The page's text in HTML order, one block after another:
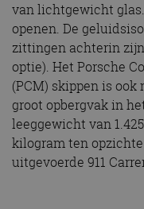
van lichtgewicht
openen. De
zittingen achterin
optie). Het Porsche
(PCM) skippen is
groot opbergvak in
leeggewicht van
kilogram ten
uitgevoerde 911